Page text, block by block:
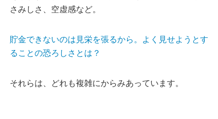
さみしさ、空虚感など。
貯金できないのは見栄を張るから。よく見せようとす
ることの恐ろしさとは？
それらは、どれも複雑にからみあっています。